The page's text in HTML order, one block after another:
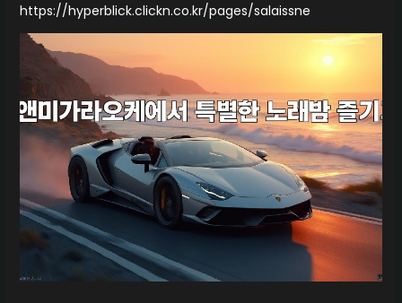
https://hyperblick.clickn.co.kr/pages/salaissne